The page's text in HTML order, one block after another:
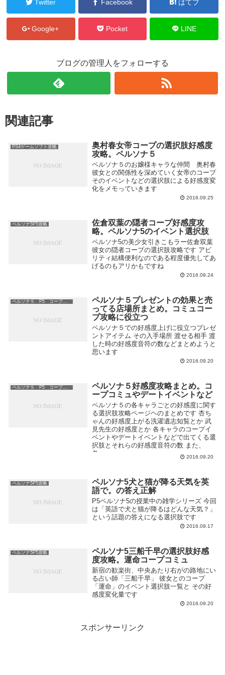
Twitter Facebook はてブ
Google+ Pocket LINE
ブログの管理人をフォローする
関連記事
PS4ゲームソフト攻略
奥村春女帝コープの選択肢好感度
攻略。ペルソナ５
ペルソナ５のお嬢様キャラな仲間 奥村春
彼女との関係性を深めていく女帝のコープ
そのイベントなどの選択肢による好感度変
化をメモっていきます
2016.09.25
ペルソナ5P5攻略
佐倉双葉の隠者コープ好感度攻
略。ペルソナ5のイベント選択肢
ペルソナ5の美少女引きこもラー佐倉双葉
彼女の隠者コープの選択肢攻略です アビ
リティ結構便利なのである程度優先してあ
げるのもアリかもですね
2016.09.24
ペルソナ５ P5 コープ コミュ
ペルソナ５プレゼントの効果と売
ってる店場所まとめ。コミュコー
プ攻略に役立つ
ペルソナ５での好感度上げに役立つプレゼ
ントアイテム その入手場所 渡せる相手 渡
した時の好感度音符の数などまとめようと
思います
2016.09.20
ペルソナ５ P5 コープ コミュ
ペルソナ５好感度攻略まとめ。コ
ープコミュやデートイベントなど
ペルソナ５の各キャラごとの好感度に関す
る選択肢攻略ページヘのまとめです 杏ち
ゃんの好感度上がる洗濯遺志知覧とか 武
見先生の好感度とか 各キャラのコープイ
ベントやデートイベントなどで出てくる選
択肢とそれらの好感度音符の数 また、
各...
2016.09.20
ペルソナ5P5攻略
ペルソナ5犬と猫が降る天気を英
語で。の答え正解
P5ペルソナ5の授業中の雑学シリーズ 今回
は「英語で犬と猫が降るはどんな天気？」
という話題の答えになる選択肢です
2016.09.17
ペルソナ5P5攻略
ペルソナ5三船千早の選択肢好感
度攻略。運命コープコミュ
新宿の歓楽街、中央あたり右がの路地にい
る占い師「三船千早」 彼女とのコープ
「運命」のイベント選択肢一覧と その好
感度変化量です
2016.09.20
スポンサーリンク